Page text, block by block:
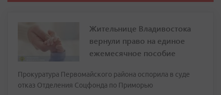
Жительнице Владивостока
вернули право на единое
ежемесячное пособие
Прокуратура Первомайского района оспорила в суде
отказ Отделения Соцфонда по Приморью